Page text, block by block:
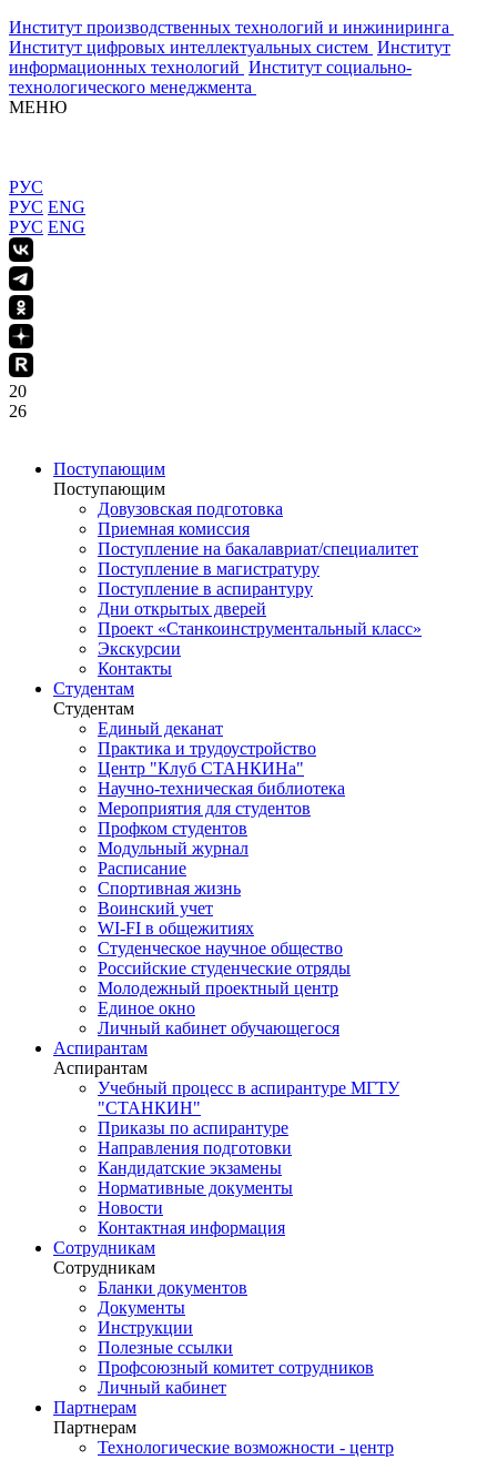
Институт производственных технологий и инжиниринга
Институт цифровых интеллектуальных систем Институт
информационных технологий Институт социально-
технологического менеджмента
МЕНЮ
РУС
РУС ENG
РУС ENG
20
26
Поступающим
Поступающим
Довузовская подготовка
Приемная комиссия
Поступление на бакалавриат/специалитет
Поступление в магистратуру
Поступление в аспирантуру
Дни открытых дверей
Проект «Станкоинструментальный класс»
Экскурсии
Контакты
Студентам
Студентам
Единый деканат
Практика и трудоустройство
Центр "Клуб СТАНКИНа"
Научно-техническая библиотека
Мероприятия для студентов
Профком студентов
Модульный журнал
Расписание
Спортивная жизнь
Воинский учет
WI-FI в общежитиях
Студенческое научное общество
Российские студенческие отряды
Молодежный проектный центр
Единое окно
Личный кабинет обучающегося
Аспирантам
Аспирантам
Учебный процесс в аспирантуре МГТУ
"СТАНКИН"
Приказы по аспирантуре
Направления подготовки
Кандидатские экзамены
Нормативные документы
Новости
Контактная информация
Сотрудникам
Сотрудникам
Бланки документов
Документы
Инструкции
Полезные ссылки
Профсоюзный комитет сотрудников
Личный кабинет
Партнерам
Партнерам
Технологические возможности - центр